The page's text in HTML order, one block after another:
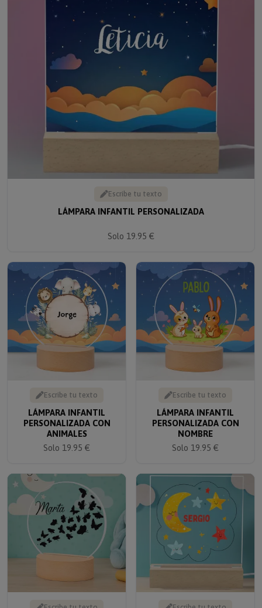
PERSONALIZADA CON
ANIMALES
Solo 19.95 €
PERSONALIZADA CON
NOMBRE
Solo 19.95 €